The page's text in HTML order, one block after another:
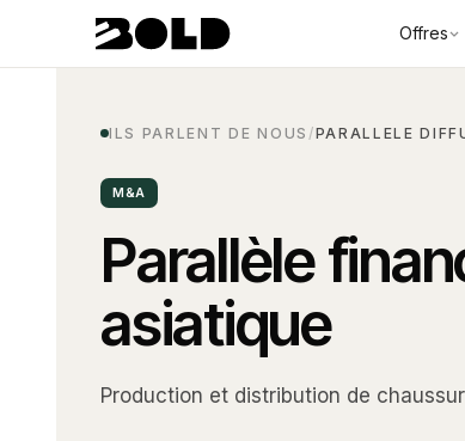
Offres
ILS PARLENT DE NOUS /PARALLELE
M&A
Parallèle
asiatique
Production et distribution de